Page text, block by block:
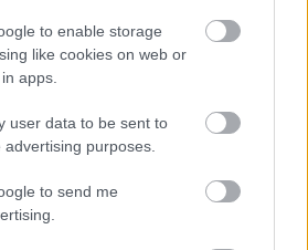
to enable storage
like cookies on web or
apps.
user data to be sent to
purposes.
to send me